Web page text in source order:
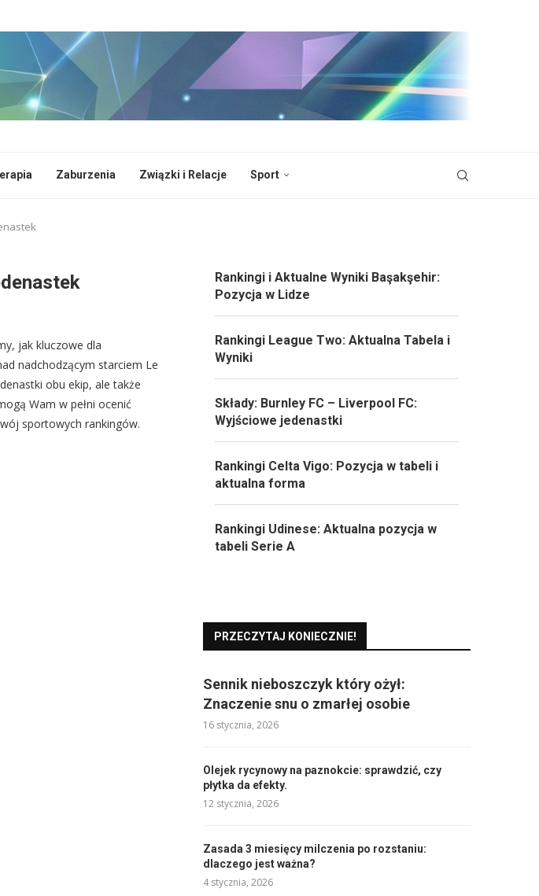
Zaburzenia Związki i Relacje Sport
jak kluczowe dla
nadchodzącym starciem Le
obu ekip, ale także
Wam w pełni ocenić
sportowych rankingów.
Rankingi i Aktualne Wyniki Başakşehir:
Pozycja w Lidze
Rankingi League Two: Aktualna Tabela i
Wyniki
Składy: Burnley FC – Liverpool FC:
Wyjściowe jedenastki
Rankingi Celta Vigo: Pozycja w tabeli i
aktualna forma
Rankingi Udinese: Aktualna pozycja w
tabeli Serie A
PRZECZYTAJ KONIECZNIE!
Sennik nieboszczyk który ożył:
Znaczenie snu o zmarłej osobie
16 stycznia, 2026
Olejek rycynowy na paznokcie: sprawdzić, czy
płytka da efekty.
12 stycznia, 2026
Zasada 3 miesięcy milczenia po rozstaniu:
dlaczego jest ważna?
4 stycznia, 2026